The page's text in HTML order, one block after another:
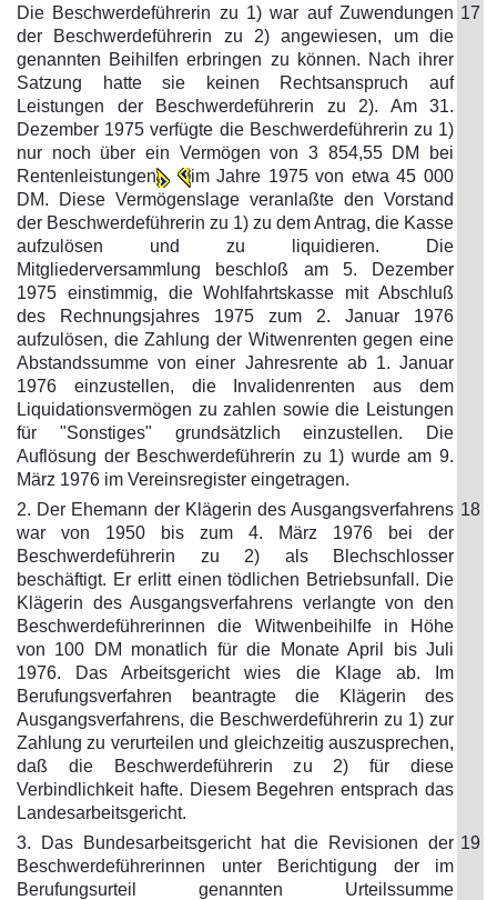
Die Beschwerdeführerin zu 1) war auf Zuwendungen
der Beschwerdeführerin zu 2) angewiesen, um die
genannten Beihilfen erbringen zu können. Nach ihrer
Satzung hatte sie keinen Rechtsanspruch auf
Leistungen der Beschwerdeführerin zu 2). Am 31.
Dezember 1975 verfügte die Beschwerdeführerin zu 1)
nur noch über ein Vermögen von 3 854,55 DM bei
Rentenleistungen
im Jahre 1975 von etwa 45 000
DM. Diese Vermögenslage veranlaßte den Vorstand
der Beschwerdeführerin zu 1) zu dem Antrag, die Kasse
aufzulösen und zu liquidieren. Die
Mitgliederversammlung beschloß am 5. Dezember
1975 einstimmig, die Wohlfahrtskasse mit Abschluß
des Rechnungsjahres 1975 zum 2. Januar 1976
aufzulösen, die Zahlung der Witwenrenten gegen eine
Abstandssumme von einer Jahresrente ab 1. Januar
1976 einzustellen, die Invalidenrenten aus dem
Liquidationsvermögen zu zahlen sowie die Leistungen
für "Sonstiges" grundsätzlich einzustellen. Die
Auflösung der Beschwerdeführerin zu 1) wurde am 9.
März 1976 im Vereinsregister eingetragen.
17
2. Der Ehemann der Klägerin des Ausgangsverfahrens
war von 1950 bis zum 4. März 1976 bei der
Beschwerdeführerin zu 2) als Blechschlosser
beschäftigt. Er erlitt einen tödlichen Betriebsunfall. Die
Klägerin des Ausgangsverfahrens verlangte von den
Beschwerdeführerinnen die Witwenbeihilfe in Höhe
von 100 DM monatlich für die Monate April bis Juli
1976. Das Arbeitsgericht wies die Klage ab. Im
Berufungsverfahren beantragte die Klägerin des
Ausgangsverfahrens, die Beschwerdeführerin zu 1) zur
Zahlung zu verurteilen und gleichzeitig auszusprechen,
daß die Beschwerdeführerin zu 2) für diese
Verbindlichkeit hafte. Diesem Begehren entsprach das
Landesarbeitsgericht.
18
3. Das Bundesarbeitsgericht hat die Revisionen der
Beschwerdeführerinnen unter Berichtigung der im
Berufungsurteil genannten Urteilssumme
19